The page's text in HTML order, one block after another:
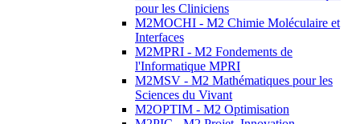
pour les Cliniciens
M2MOCHI - M2 Chimie Moléculaire et
Interfaces
M2MPRI - M2 Fondements de
l'Informatique MPRI
M2MSV - M2 Mathématiques pour les
Sciences du Vivant
M2OPTIM - M2 Optimisation